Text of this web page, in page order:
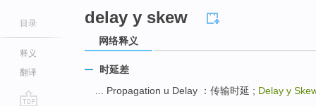
目录
释义
翻译
delay y skew
网络释义
时延差
... Propagation u Delay ：传输时延 ; Delay y